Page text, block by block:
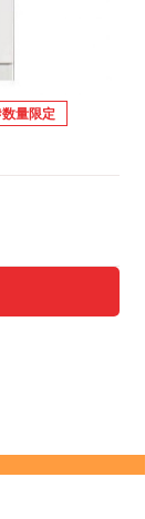
数量限定